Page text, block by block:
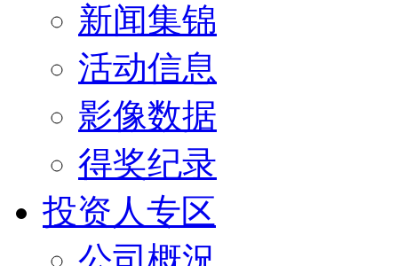
新闻集锦
活动信息
影像数据
得奖纪录
投资人专区